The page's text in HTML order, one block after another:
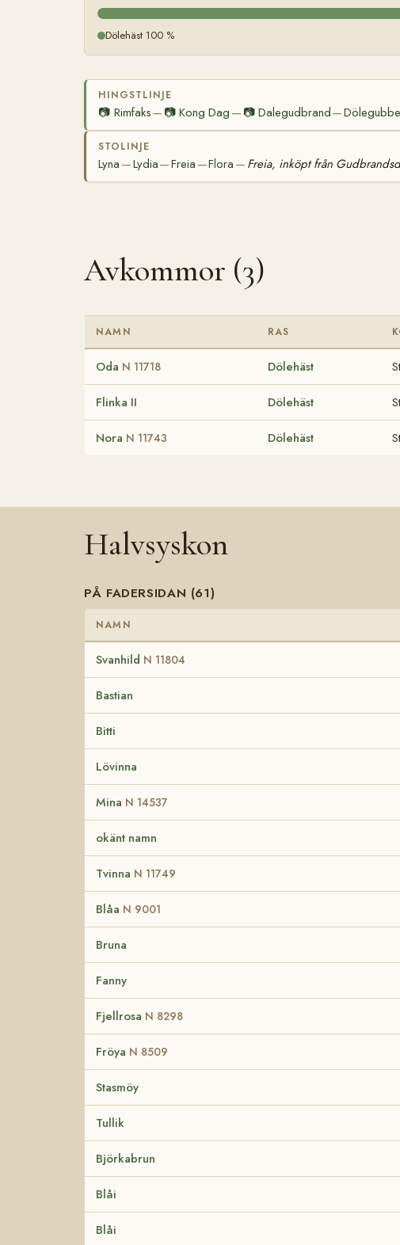
Dölehäst 100 %
HINGSTLINJE
📷 Rimfaks— 📷Kong Dag — 📷 Dalegudbrand—
STOLINJE
Lyna —Lydia—Freia —Flora — Freia, inköpt från
Avkommor (3)
NAMN RAS
Oda N 11718 Dölehäst
Flinka II Dölehäst
Nora N 11743 Dölehäst
Halvsyskon
PÅ FADERSIDAN (61)
NAMN
Svanhild N 11804
Bastian
Bitti
Lövinna
Mina N 14537
okänt namn
Tvinna N 11749
Blåa N 9001
Bruna
Fanny
Fjellrosa N 8298
Fröya N 8509
Stasmöy
Tullik
Björkabrun
Blåi
Blåi